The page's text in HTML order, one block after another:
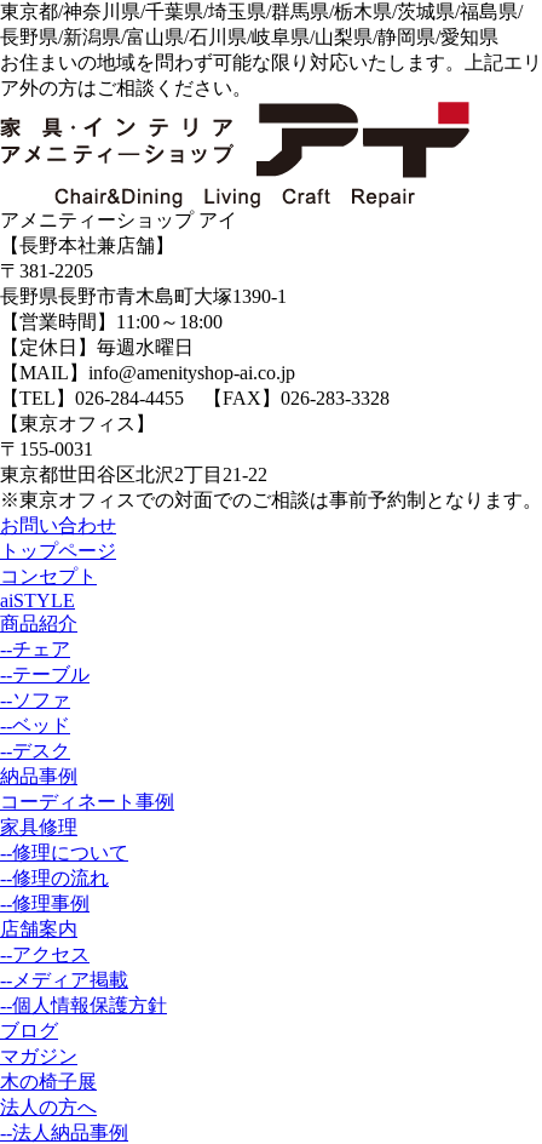
東京都/神奈川県/千葉県/埼玉県/群馬県/栃木県/茨城県/福島県/
長野県/新潟県/富山県/石川県/岐阜県/山梨県/静岡県/愛知県
お住まいの地域を問わず可能な限り対応いたします。上記エリ
ア外の方はご相談ください。
アメニティーショップ アイ
【長野本社兼店舗】
〒381-2205
長野県長野市青木島町大塚1390-1
【営業時間】11:00～18:00
【定休日】毎週水曜日
【MAIL】info@amenityshop-ai.co.jp
【TEL】 026-284-4455 【FAX】026-283-3328
【東京オフィス】
〒155-0031
東京都世田谷区北沢2丁目21-22
※東京オフィスでの対面でのご相談は事前予約制となります。
お問い合わせ
トップページ
コンセプト
aiSTYLE
商品紹介
--チェア
--テーブル
--ソファ
--ベッド
--デスク
納品事例
コーディネート事例
家具修理
--修理について
--修理の流れ
--修理事例
店舗案内
--アクセス
--メディア掲載
--個人情報保護方針
ブログ
マガジン
木の椅子展
法人の方へ
--法人納品事例